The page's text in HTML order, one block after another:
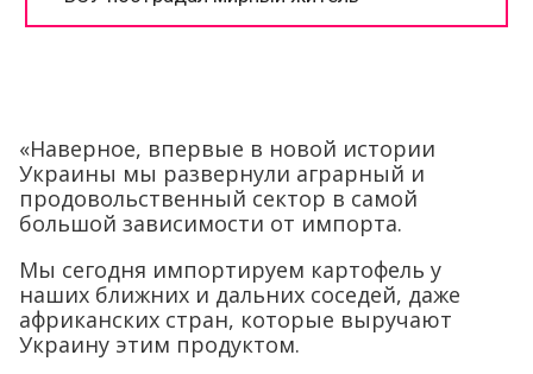
«Наверное, впервые в новой истории
Украины мы развернули аграрный и
продовольственный сектор в самой
большой зависимости от импорта.
Мы сегодня импортируем картофель у
наших ближних и дальних соседей, даже
африканских стран, которые выручают
Украину этим продуктом.